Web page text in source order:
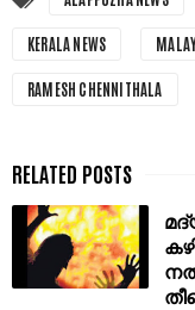
KERALA NEWS
RAMESH CHENNITHALA